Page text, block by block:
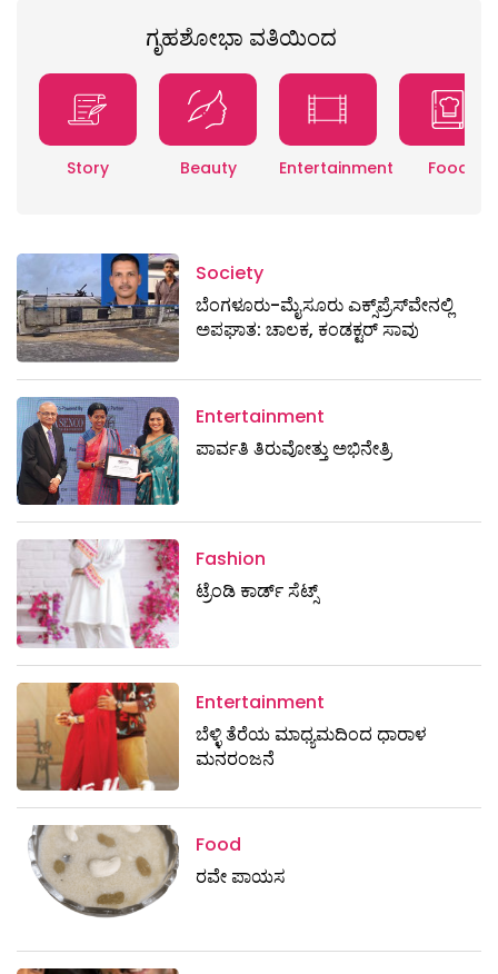
ಗೃಹಶೋಭಾ ವತಿಯಿಂದ
Story Beauty Entertainment Food
Society
ಬೆಂಗಳೂರು-ಮೈಸೂರು ಎಕ್ಸ್​ಪ್ರೆಸ್‌ವೇನಲ್ಲಿ
ಅಪಘಾತ: ಚಾಲಕ, ಕಂಡಕ್ಟರ್ ಸಾವು
Entertainment
ಪಾರ್ವತಿ ತಿರುವೋತ್ತು ಅಭಿನೇತ್ರಿ
Fashion
ಟ್ರೆಂಡಿ ಕಾರ್ಡ್‌ ಸೆಟ್ಸ್
Entertainment
ಬೆಳ್ಳಿ ತೆರೆಯ ಮಾಧ್ಯಮದಿಂದ ಧಾರಾಳ
ಮನರಂಜನೆ
Food
ರವೇ ಪಾಯಸ